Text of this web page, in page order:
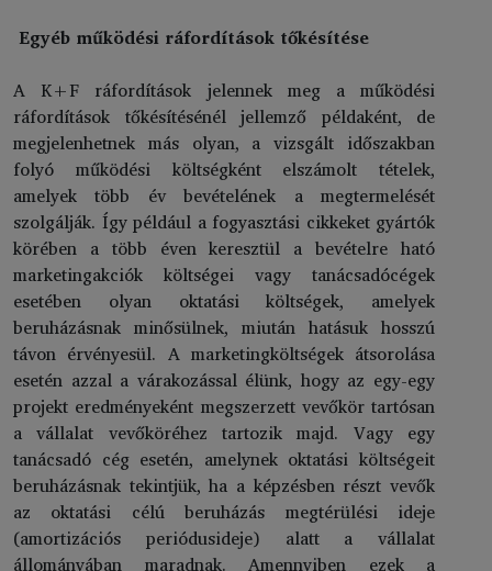
Egyéb működési ráfordítások tőkésítése
A K+F ráfordítások jelennek meg a működési
ráfordítások tőkésítésénél jellemző példaként, de
megjelenhetnek más olyan, a vizsgált időszakban
folyó működési költségként elszámolt tételek,
amelyek több év bevételének a megtermelését
szolgálják. Így például a fogyasztási cikkeket gyártók
körében a több éven keresztül a bevételre ható
marketingakciók költségei vagy tanácsadócégek
esetében olyan oktatási költségek, amelyek
beruházásnak minősülnek, miután hatásuk hosszú
távon érvényesül. A marketingköltségek átsorolása
esetén azzal a várakozással élünk, hogy az egy-egy
projekt eredményeként megszerzett vevőkör tartósan
a vállalat vevőköréhez tartozik majd. Vagy egy
tanácsadó cég esetén, amelynek oktatási költségeit
beruházásnak tekintjük, ha a képzésben részt vevők
az oktatási célú beruházás megtérülési ideje
(amortizációs periódusideje) alatt a vállalat
állományában maradnak. Amennyiben ezek a